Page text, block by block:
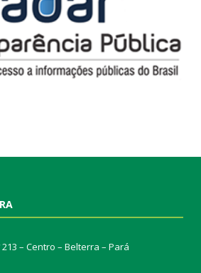
– Centro – Belterra – Pará